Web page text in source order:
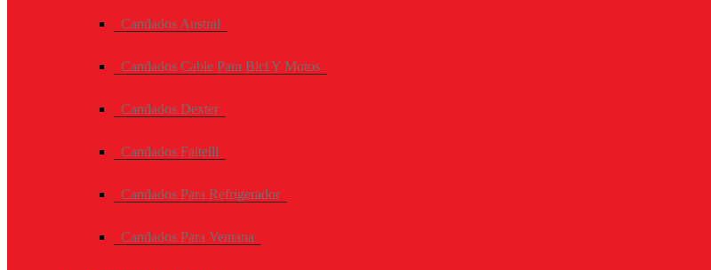
Candados Austral
Candados Cable Para Bici Y Motos
Candados Dexter
Candados Faitelli
Candados Para Refrigerador
Candados Para Ventana